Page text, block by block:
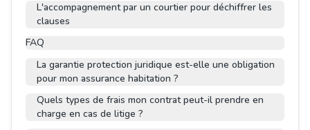
L'accompagnement par un courtier pour déchiffrer les
clauses
FAQ
La garantie protection juridique est-elle une obligation
pour mon assurance habitation ?
Quels types de frais mon contrat peut-il prendre en
charge en cas de litige ?